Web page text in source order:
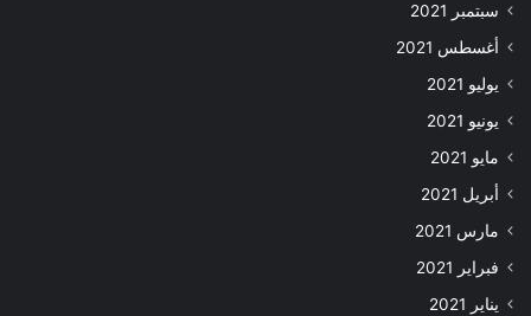
سبتمبر 2021
أغسطس 2021
يوليو 2021
يونيو 2021
مايو 2021
أبريل 2021
مارس 2021
فبراير 2021
يناير 2021